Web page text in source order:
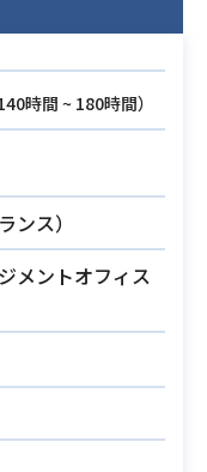
とした、継続的
ルの実践経験
て、主体的に課
リードした経験
を用いたフロ
いただく想定で
Framework等
ケーションの新
計、概要設計
び開発業務
を用いたフ
140時間 ~ 180時間）
ンス）
メントオフィス